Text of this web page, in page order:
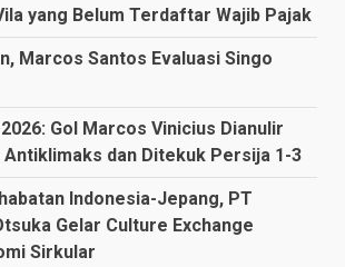
yang Belum Terdaftar Wajib Pajak
Marcos Santos Evaluasi Singo
Gol Marcos Vinicius Dianulir
Antiklimaks dan Ditekuk Persija 1-3
Indonesia-Jepang, PT
Gelar Culture Exchange
Sirkular